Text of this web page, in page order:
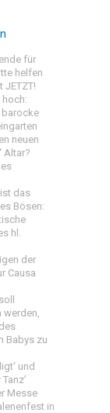
für
helfen
JETZT!
barocke
neuen
Altar?
das
Bösen:
hl.
der
Causa
werden,
Babys zu
und
Messe
in